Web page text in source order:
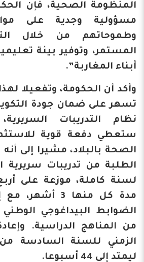
المنظومة الصحية، فإن
مسؤولية وجدية على
وطموحاتهم من خلال
المستمر، وتوفير بيئة
أبناء المغاربة”.
وأكد أن الحكومة، وتفعيلا
تسهر على ضمان جودة
نظام التدريبات
ستعطي دفعة قوية
الصحة بالبلاد، مشيرا إلى أنه
الطلبة من تدريبات سريرية
لسنة كاملة، موزعة على
مدة كل منها 3
الضوابط البيداغوجي
من المناهج الدراسية.
الزمني للسنة السادسة من
ليمتد إلى 44 أسبوعا.